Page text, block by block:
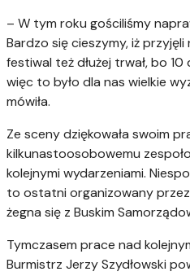
– W tym roku gościliśmy
Bardzo się cieszymy, iż
festiwal też dłużej trwał, bo
więc to było dla nas wielkie
mówiła.
Ze sceny dziękowała swoim
kilkunastoosobowemu
kolejnymi wydarzeniami.
to ostatni organizowany
żegna się z Buskim
Tymczasem prace nad
Burmistrz Jerzy Szydłowski